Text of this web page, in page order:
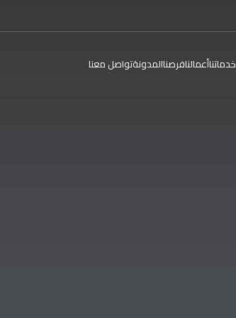
خدماتناأعمالنافرصناالمدونةتواصل معنا